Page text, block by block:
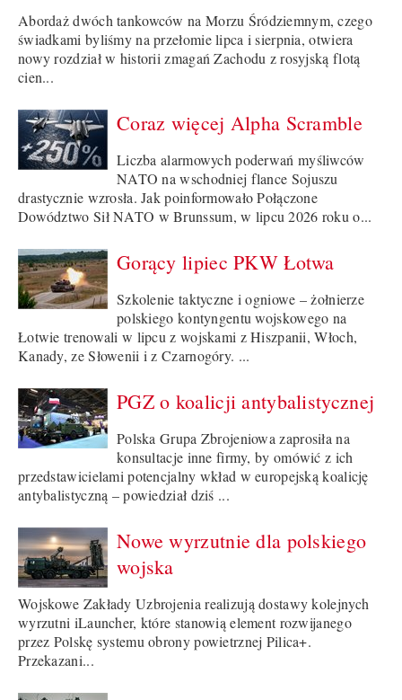
Abordaż dwóch tankowców na Morzu Śródziemnym, czego
świadkami byliśmy na przełomie lipca i sierpnia, otwiera
nowy rozdział w historii zmagań Zachodu z rosyjską flotą
cien...
Coraz więcej Alpha Scramble
Liczba alarmowych poderwań myśliwców
NATO na wschodniej flance Sojuszu
drastycznie wzrosła. Jak poinformowało Połączone
Dowództwo Sił NATO w Brunssum, w lipcu 2026 roku o...
Gorący lipiec PKW Łotwa
Szkolenie taktyczne i ogniowe – żołnierze
polskiego kontyngentu wojskowego na
Łotwie trenowali w lipcu z wojskami z Hiszpanii, Włoch,
Kanady, ze Słowenii i z Czarnogóry. ...
PGZ o koalicji antybalistycznej
Polska Grupa Zbrojeniowa zaprosiła na
konsultacje inne firmy, by omówić z ich
przedstawicielami potencjalny wkład w europejską koalicję
antybalistyczną – powiedział dziś ...
Nowe wyrzutnie dla polskiego
wojska
Wojskowe Zakłady Uzbrojenia realizują dostawy kolejnych
wyrzutni iLauncher, które stanowią element rozwijanego
przez Polskę systemu obrony powietrznej Pilica+.
Przekazani...